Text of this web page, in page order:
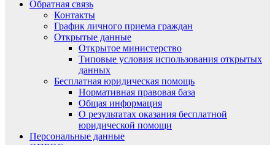
Обратная связь
Контакты
График личного приема граждан
Открытые данные
Открытое министерство
Типовые условия использования открытых
данных
Бесплатная юридическая помощь
Нормативная правовая база
Общая информация
О результатах оказания бесплатной
юридической помощи
Персональные данные